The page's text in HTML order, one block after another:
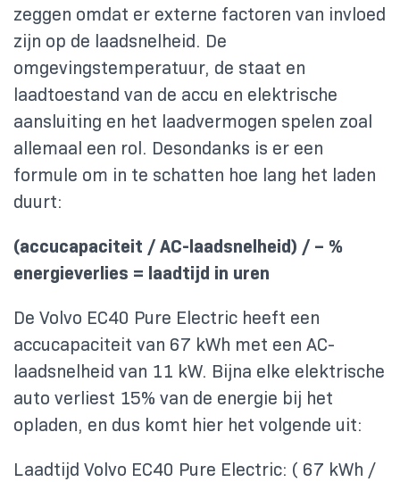
zeggen omdat er externe factoren van invloed
zijn op de laadsnelheid. De
omgevingstemperatuur, de staat en
laadtoestand van de accu en elektrische
aansluiting en het laadvermogen spelen zoal
allemaal een rol. Desondanks is er een
formule om in te schatten hoe lang het laden
duurt:
(accucapaciteit / AC-laadsnelheid) / – %
energieverlies = laadtijd in uren
De Volvo EC40 Pure Electric heeft een
accucapaciteit van 67 kWh met een AC-
laadsnelheid van 11 kW. Bijna elke elektrische
auto verliest 15% van de energie bij het
opladen, en dus komt hier het volgende uit:
Laadtijd Volvo EC40 Pure Electric: ( 67 kWh /